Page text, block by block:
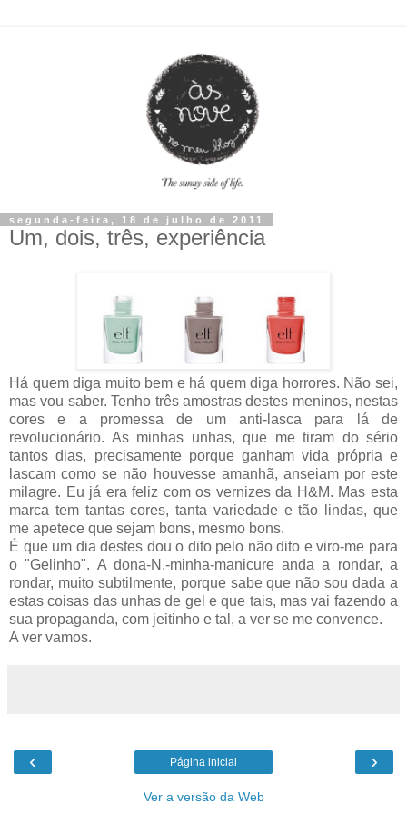
segunda-feira, 18 de julho de 2011
Um, dois, três, experiência
Há quem diga muito bem e há quem diga horrores. Não sei,
mas vou saber. Tenho três amostras destes meninos, nestas
cores e a promessa de um anti-lasca para lá de
revolucionário. As minhas unhas, que me tiram do sério
tantos dias, precisamente porque ganham vida própria e
lascam como se não houvesse amanhã, anseiam por este
milagre. Eu já era feliz com os vernizes da H&M. Mas esta
marca tem tantas cores, tanta variedade e tão lindas, que
me apetece que sejam bons, mesmo bons.
É que um dia destes dou o dito pelo não dito e viro-me para
o "Gelinho". A dona-N.-minha-manicure anda a rondar, a
rondar, muito subtilmente, porque sabe que não sou dada a
estas coisas das unhas de gel e que tais, mas vai fazendo a
sua propaganda, com jeitinho e tal, a ver se me convence.
A ver vamos.
‹ ›
Página inicial
Ver a versão da Web